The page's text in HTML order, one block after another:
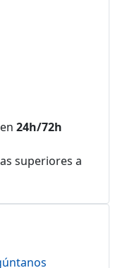
24h/72h
superiores a